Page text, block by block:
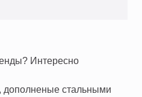
Интересно
стальными